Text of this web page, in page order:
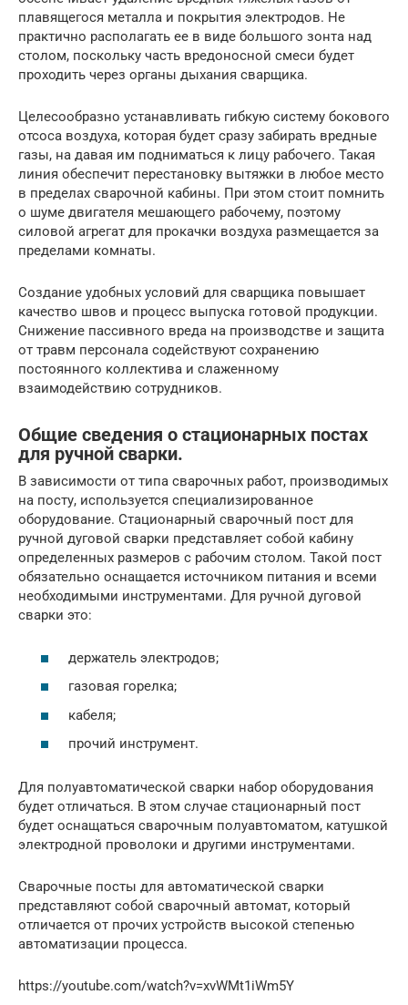
плавящегося металла и покрытия электродов. Не
практично располагать ее в виде большого зонта над
столом, поскольку часть вредоносной смеси будет
проходить через органы дыхания сварщика.
Целесообразно устанавливать гибкую систему бокового
отсоса воздуха, которая будет сразу забирать вредные
газы, на давая им подниматься к лицу рабочего. Такая
линия обеспечит перестановку вытяжки в любое место
в пределах сварочной кабины. При этом стоит помнить
о шуме двигателя мешающего рабочему, поэтому
силовой агрегат для прокачки воздуха размещается за
пределами комнаты.
Создание удобных условий для сварщика повышает
качество швов и процесс выпуска готовой продукции.
Снижение пассивного вреда на производстве и защита
от травм персонала содействуют сохранению
постоянного коллектива и слаженному
взаимодействию сотрудников.
Общие сведения о стационарных постах
для ручной сварки.
В зависимости от типа сварочных работ, производимых
на посту, используется специализированное
оборудование. Стационарный сварочный пост для
ручной дуговой сварки представляет собой кабину
определенных размеров с рабочим столом. Такой пост
обязательно оснащается источником питания и всеми
необходимыми инструментами. Для ручной дуговой
сварки это:
держатель электродов;
газовая горелка;
кабеля;
прочий инструмент.
Для полуавтоматической сварки набор оборудования
будет отличаться. В этом случае стационарный пост
будет оснащаться сварочным полуавтоматом, катушкой
электродной проволоки и другими инструментами.
Сварочные посты для автоматической сварки
представляют собой сварочный автомат, который
отличается от прочих устройств высокой степенью
автоматизации процесса.
https://youtube.com/watch?v=xvWMt1iWm5Y